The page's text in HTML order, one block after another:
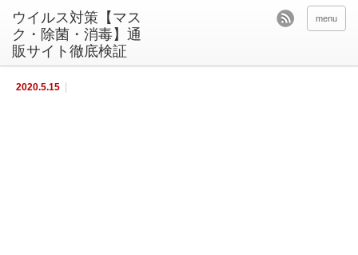
ウイルス対策【マス
ク・除菌・消毒】通
販サイト徹底検証
menu
2020.5.15